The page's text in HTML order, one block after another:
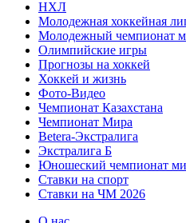
НХЛ
Молодежная хоккейная
Молодежный чемпионат
Олимпийские игры
Прогнозы на хоккей
Хоккей и жизнь
Фото-Видео
Чемпионат Казахстана
Чемпионат Мира
Betera-Экстралига
Экстралига Б
Юношеский чемпионат
Ставки на спорт
Ставки на ЧМ 2026